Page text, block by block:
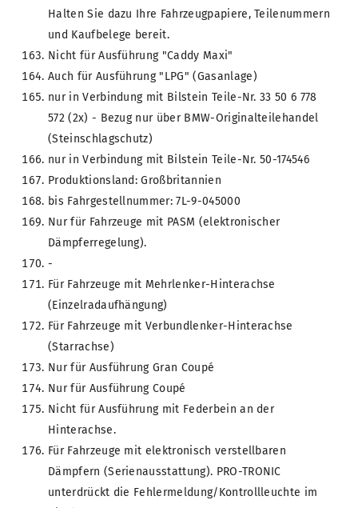
Halten Sie dazu Ihre Fahrzeugpapiere, Teilenummern
und Kaufbelege bereit.
Nicht für Ausführung "Caddy Maxi"
Auch für Ausführung "LPG" (Gasanlage)
nur in Verbindung mit Bilstein Teile-Nr. 33 50 6 778
572 (2x) - Bezug nur über BMW-Originalteilehandel
(Steinschlagschutz)
nur in Verbindung mit Bilstein Teile-Nr. 50-174546
Produktionsland: Großbritannien
bis Fahrgestellnummer: 7L-9-045000
Nur für Fahrzeuge mit PASM (elektronischer
Dämpferregelung).
-
Für Fahrzeuge mit Mehrlenker-Hinterachse
(Einzelradaufhängung)
Für Fahrzeuge mit Verbundlenker-Hinterachse
(Starrachse)
Nur für Ausführung Gran Coupé
Nur für Ausführung Coupé
Nicht für Ausführung mit Federbein an der
Hinterachse.
Für Fahrzeuge mit elektronisch verstellbaren
Dämpfern (Serienausstattung). PRO-TRONIC
unterdrückt die Fehlermeldung/Kontrollleuchte im